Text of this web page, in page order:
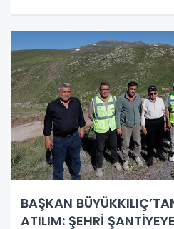
BAŞKAN
ATILIM: ŞEHRİ